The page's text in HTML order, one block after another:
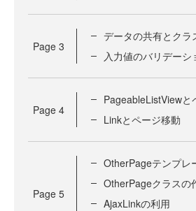
Page 3
データの共有とクラ
入力値のバリデーシ
Page 4
PageableListViewと
Linkとページ移動
Page 5
OtherPageテンプレ
OtherPageクラスの
AjaxLinkの利用